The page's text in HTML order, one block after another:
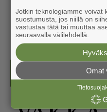
Näköislehdet
Jotkin teknologiamme voivat
suostumusta, jos niillä on
vastustaa tätä tai muuttaa
seuraavalla välilehdellä.
Omat